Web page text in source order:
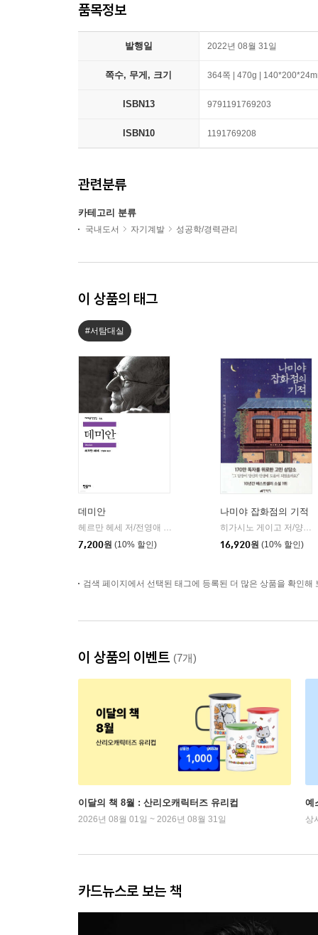
품목정보
발행일 2022년 08월 31일
쪽수, 무게, 크기 364쪽 | 470g |
ISBN13 9791191769203
ISBN10 1191769208
관련분류
카테고리 분류
국내도서 자기계발 성공학/경력관리
이 상품의 태그
#서탐대실
데미안
헤르만 헤세 저/전영애 역
7,200원 (10% 할인)
나미야 잡화점의 기적
히가시노 게이고 저/양윤옥 역
16,920원 (10% 할인)
검색 페이지에서 선택된 태그에 등록된 더 많은 상품을 확인해
이 상품의 이벤트 (7개)
이달의 책 8월 : 산리오캐릭터즈 유리컵
2026년 08월 01일 ~ 2026년 08월 31일
예
상
카드뉴스로 보는 책